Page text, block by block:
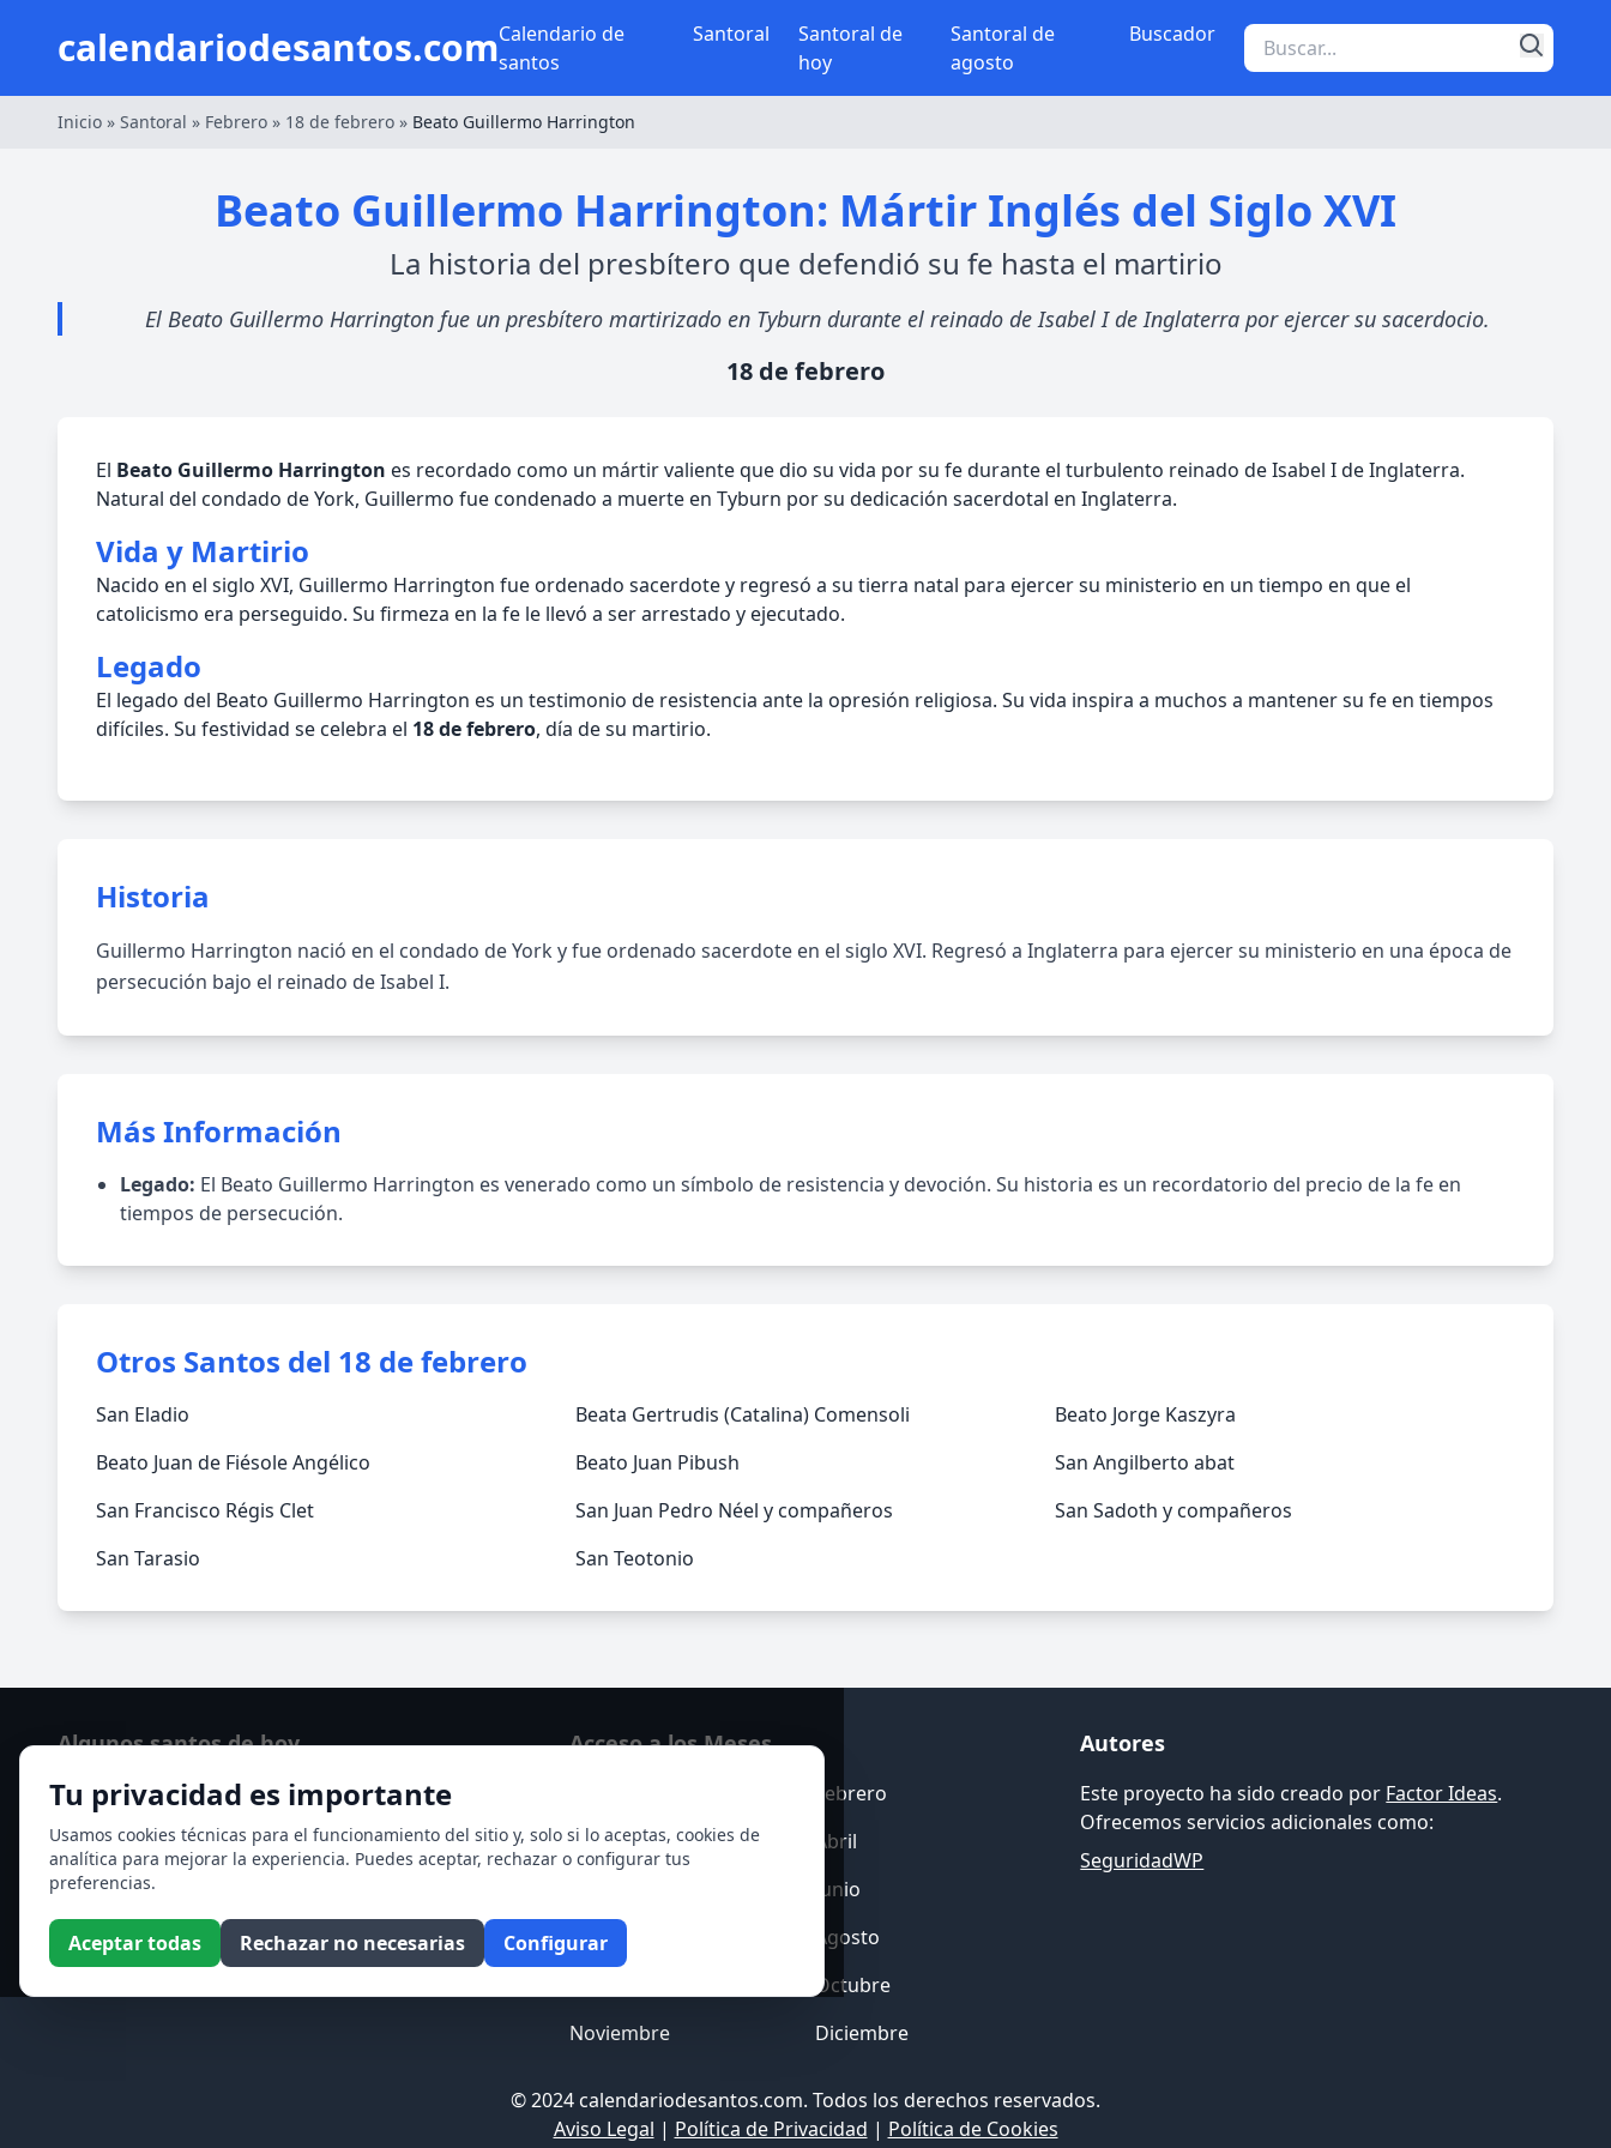
calendariodesantos.comCalendario de
santos
Santoral
Santoral de
hoy
Santoral de
agosto
Buscador
Inicio » Santoral » Febrero » 18 de febrero » Beato Guillermo Harrington
Beato Guillermo Harrington: Mártir Inglés del Siglo XVI
La historia del presbítero que defendió su fe hasta el martirio
El Beato Guillermo Harrington fue un presbítero martirizado en Tyburn durante el reinado de Isabel I de Inglaterra por ejercer su sacerdocio.
18 de febrero
El Beato Guillermo Harrington es recordado como un mártir valiente que dio su vida por su fe durante el turbulento reinado de Isabel I de Inglaterra.
Natural del condado de York, Guillermo fue condenado a muerte en Tyburn por su dedicación sacerdotal en Inglaterra.
Vida y Martirio
Nacido en el siglo XVI, Guillermo Harrington fue ordenado sacerdote y regresó a su tierra natal para ejercer su ministerio en un tiempo en que el
catolicismo era perseguido. Su firmeza en la fe le llevó a ser arrestado y ejecutado.
Legado
El legado del Beato Guillermo Harrington es un testimonio de resistencia ante la opresión religiosa. Su vida inspira a muchos a mantener su fe en tiempos
difíciles. Su festividad se celebra el 18 de febrero, día de su martirio.
Historia
Guillermo Harrington nació en el condado de York y fue ordenado sacerdote en el siglo XVI. Regresó a Inglaterra para ejercer su ministerio en una época de
persecución bajo el reinado de Isabel I.
Más Información
Legado: El Beato Guillermo Harrington es venerado como un símbolo de resistencia y devoción. Su historia es un recordatorio del precio de la fe en
tiempos de persecución.
Otros Santos del 18 de febrero
San Eladio Beata Gertrudis (Catalina) Comensoli
Beato Jorge Kaszyra
Beato Juan de Fiésole Angélico
Beato Juan Pibush
San Angilberto abat
San Francisco Régis Clet
San Juan Pedro Néel y compañeros
San Sadoth y compañeros
San Tarasio
San Teotonio
Tu privacidad es importante
Usamos cookies técnicas para el funcionamiento del sitio y, solo si lo aceptas, cookies de
analítica para mejorar la experiencia. Puedes aceptar, rechazar o configurar tus
preferencias.
Aceptar todas Rechazar no necesarias Configurar
Algunos santos de hoy
Santo Domingo de Guzmán
Ver todos los santos de hoy
Acceso a los Meses
Febrero
Marzo
Abril
Junio
Julio
Agosto
Octubre
Noviembre
Diciembre
Autores
Este proyecto ha sido creado por Factor Ideas.
Ofrecemos servicios adicionales como:
SeguridadWP
© 2024 calendariodesantos.com. Todos los derechos reservados.
Aviso Legal | Política de Privacidad | Política de Cookies